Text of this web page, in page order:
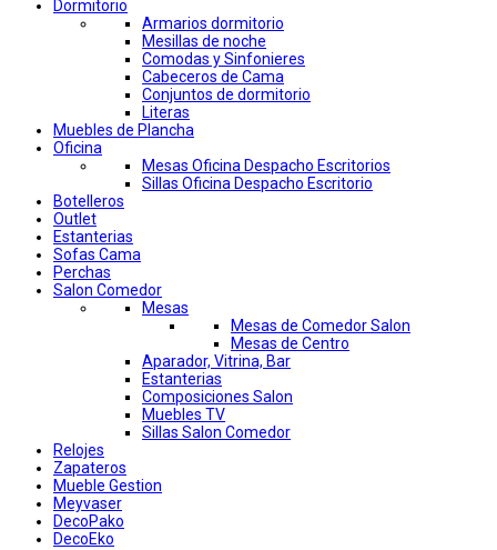
Dormitorio
Armarios dormitorio
Mesillas de noche
Comodas y Sinfonieres
Cabeceros de Cama
Conjuntos de dormitorio
Literas
Muebles de Plancha
Oficina
Mesas Oficina Despacho Escritorios
Sillas Oficina Despacho Escritorio
Botelleros
Outlet
Estanterias
Sofas Cama
Perchas
Salon Comedor
Mesas
Mesas de Comedor Salon
Mesas de Centro
Aparador, Vitrina, Bar
Estanterias
Composiciones Salon
Muebles TV
Sillas Salon Comedor
Relojes
Zapateros
Mueble Gestion
Meyvaser
DecoPako
DecoEko